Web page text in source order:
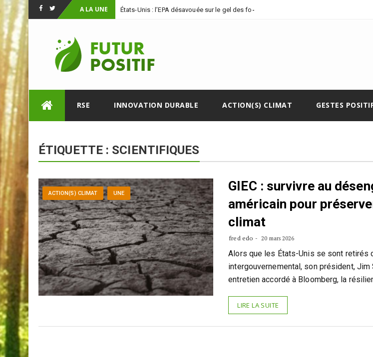
FacebookTwitter A LA UNE États-Unis : l’EPA désavouée sur le gel des fonds cli
RSE INNOVATION DURABLE ACTION(S) CLIMAT GESTES
ÉTIQUETTE : SCIENTIFIQUES
ACTION(S) CLIMAT UNE
GIEC : survivre au
américain pour
climat
fred edo 20 mars 2026
Alors que les États-Unis se sont retirés
intergouvernemental, son président, Jim
entretien accordé à Bloomberg, la
LIRE LA SUITE